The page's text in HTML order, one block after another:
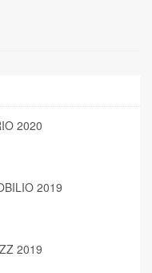
2020
2019
2019